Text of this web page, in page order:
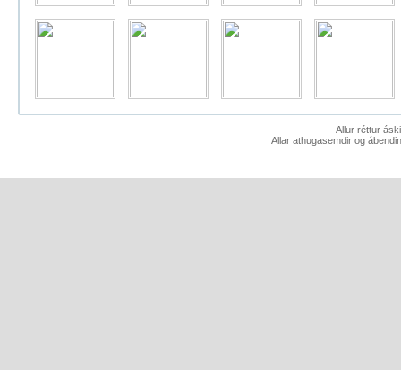
Allur réttur
Allar athugasemdir og